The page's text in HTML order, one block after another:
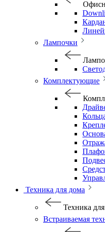
Лампочки
Комплектующие
Техника для дома
Техника
Встраиваемая